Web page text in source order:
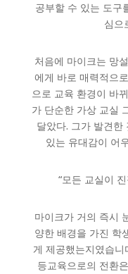
공부할 수 있는 도구
심으
처음에 마이크는 망
에게 바로 매력적으
으로 교육 환경이 바
가 단순한 가상 교실
달았다. 그가 발견한
있는 유대감이 어
“모든 교실이
마이크가 거의 즉시
양한 배경을 가진 학
게 제공했는지였습
등교육으로의 전환